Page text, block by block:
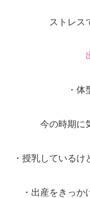
ストレス
・体
今の時期に
・授乳しているけ
・出産をきっか